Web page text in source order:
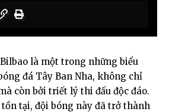
là một trong những biểu
đá Tây Ban Nha, không chỉ
còn bởi triết lý thi đấu độc đáo.
tại, đội bóng này đã trở thành